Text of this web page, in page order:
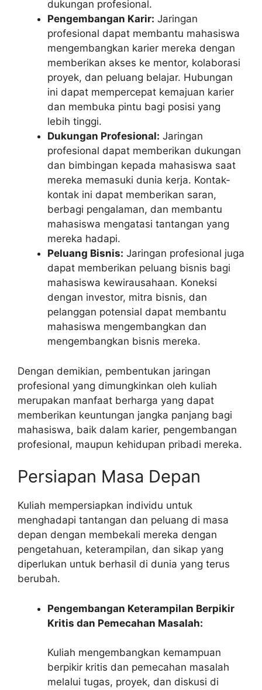
dukungan profesional.
Pengembangan Karir: Jaringan
profesional dapat membantu mahasiswa
mengembangkan karier mereka dengan
memberikan akses ke mentor, kolaborasi
proyek, dan peluang belajar. Hubungan
ini dapat mempercepat kemajuan karier
dan membuka pintu bagi posisi yang
lebih tinggi.
Dukungan Profesional: Jaringan
profesional dapat memberikan dukungan
dan bimbingan kepada mahasiswa saat
mereka memasuki dunia kerja. Kontak-
kontak ini dapat memberikan saran,
berbagi pengalaman, dan membantu
mahasiswa mengatasi tantangan yang
mereka hadapi.
Peluang Bisnis: Jaringan profesional juga
dapat memberikan peluang bisnis bagi
mahasiswa kewirausahaan. Koneksi
dengan investor, mitra bisnis, dan
pelanggan potensial dapat membantu
mahasiswa mengembangkan dan
mengembangkan bisnis mereka.
Dengan demikian, pembentukan jaringan
profesional yang dimungkinkan oleh kuliah
merupakan manfaat berharga yang dapat
memberikan keuntungan jangka panjang bagi
mahasiswa, baik dalam karier, pengembangan
profesional, maupun kehidupan pribadi mereka.
Persiapan Masa Depan
Kuliah mempersiapkan individu untuk
menghadapi tantangan dan peluang di masa
depan dengan membekali mereka dengan
pengetahuan, keterampilan, dan sikap yang
diperlukan untuk berhasil di dunia yang terus
berubah.
Pengembangan Keterampilan Berpikir
Kritis dan Pemecahan Masalah:
Kuliah mengembangkan kemampuan
berpikir kritis dan pemecahan masalah
melalui tugas, proyek, dan diskusi di